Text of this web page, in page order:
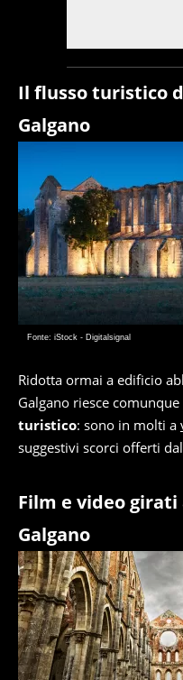
Il flusso turistico
Galgano
Fonte: iStock - Digitalsignal
Ridotta ormai a edificio
Galgano riesce
turistico: sono in molti a
suggestivi scorci offerti
Film e video girati
Galgano